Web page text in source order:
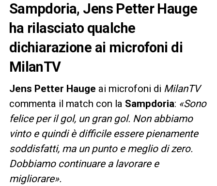
Sampdoria, Jens Petter Hauge
ha rilasciato qualche
dichiarazione ai microfoni di
MilanTV
Jens Petter Hauge ai microfoni di MilanTV
commenta il match con la Sampdoria: «Sono
felice per il gol, un gran gol. Non abbiamo
vinto e quindi è difficile essere pienamente
soddisfatti, ma un punto e meglio di zero.
Dobbiamo continuare a lavorare e
migliorare».